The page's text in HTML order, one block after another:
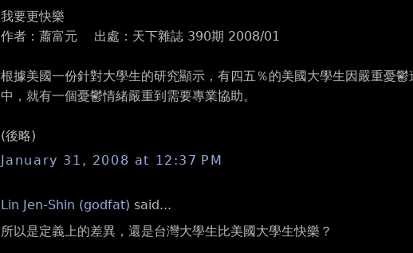
我要更快樂
作者：蕭富元 出處：天下雜誌 390期 2008/01
根據美國一份針對大學生的研究顯示，有四五％的美國大學生因嚴重憂
中，就有一個憂鬱情緒嚴重到需要專業協助。
(後略)
January 31, 2008 at 12:37 PM
Lin Jen-Shin (godfat) said...
所以是定義上的差異，還是台灣大學生比美國大學生快樂？